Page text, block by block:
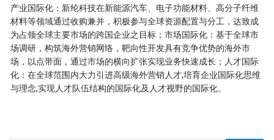
产业国际化：新纶科技在新能源汽车、电子功能材料、高分子纤维
材料等领域通过收购兼并，积极参与全球资源配置与分工，达致成
为占领全球主要市场的跨国企业之目标；市场国际化：基于全球市
场调研，构筑海外营销网络，靶向性开发具有竞争优势的海外市
场，以点带面，通过市场的横向扩张实现业务快速成长；人才国际
化：在全球范围内大力引进高级海外营销人才,培育企业国际化思维
与理念,实现人才队伍结构的国际化及人才视野的国际化。